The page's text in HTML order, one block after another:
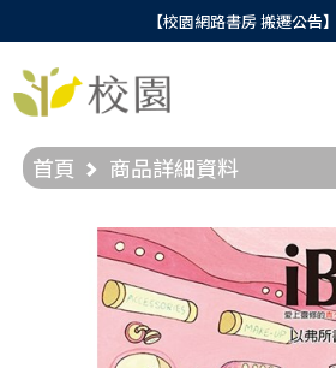
【校園網路書房 搬遷公告
首頁 商品詳細資料